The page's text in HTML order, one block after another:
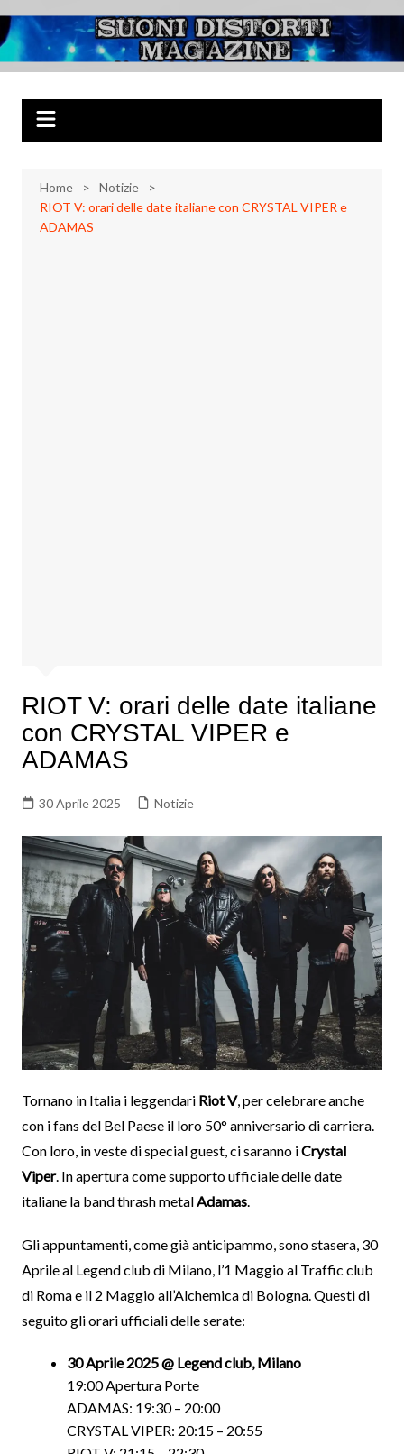
al
contenuto
Suoni Distorti
Magazine
Musica Rock, Metal, Punk e varie sonorità alternative
Home
Notizie
RIOT V: orari delle date italiane con CRYSTAL VIPER e
ADAMAS
RIOT V: orari delle date italiane
con CRYSTAL VIPER e
ADAMAS
30 Aprile 2025 Notizie
Tornano in Italia i leggendari Riot V, per celebrare anche
con i fans del Bel Paese il loro 50° anniversario di carriera.
Con loro, in veste di special guest, ci saranno iCrystal
Viper. In apertura come supporto ufficiale delle date
italiane la band thrash metalAdamas.
Gli appuntamenti, come già anticipammo, sono stasera, 30
Aprile al Legend club di Milano, l’1 Maggio al Traffic club
di Roma e il 2 Maggio all’Alchemica di Bologna. Questi di
seguito gli orari ufficiali delle serate:
30 Aprile 2025 @ Legend club, Milano
19:00 Apertura Porte
ADAMAS: 19:30 – 20:00
CRYSTAL VIPER: 20:15 – 20:55